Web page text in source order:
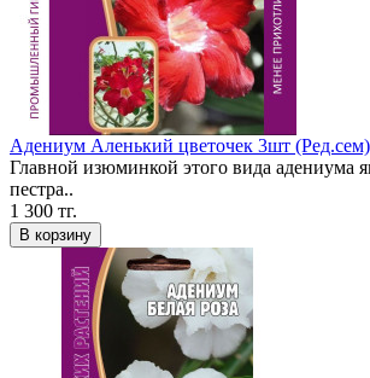
Адениум Аленький цветочек 3шт (Ред.сем)
Главной изюминкой этого вида адениума
пестра..
1 300 тг.
В корзину